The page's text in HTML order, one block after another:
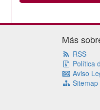
Más
RSS
Política
Aviso
Sitemap